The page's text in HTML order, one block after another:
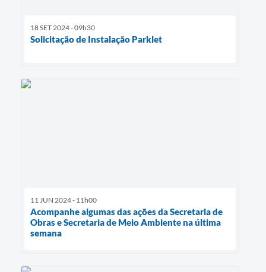
18 SET 2024 - 09h30
Solicitação de Instalação Parklet
11 JUN 2024 - 11h00
Acompanhe algumas das ações da Secretaria de
Obras e Secretaria de Meio Ambiente na última
semana